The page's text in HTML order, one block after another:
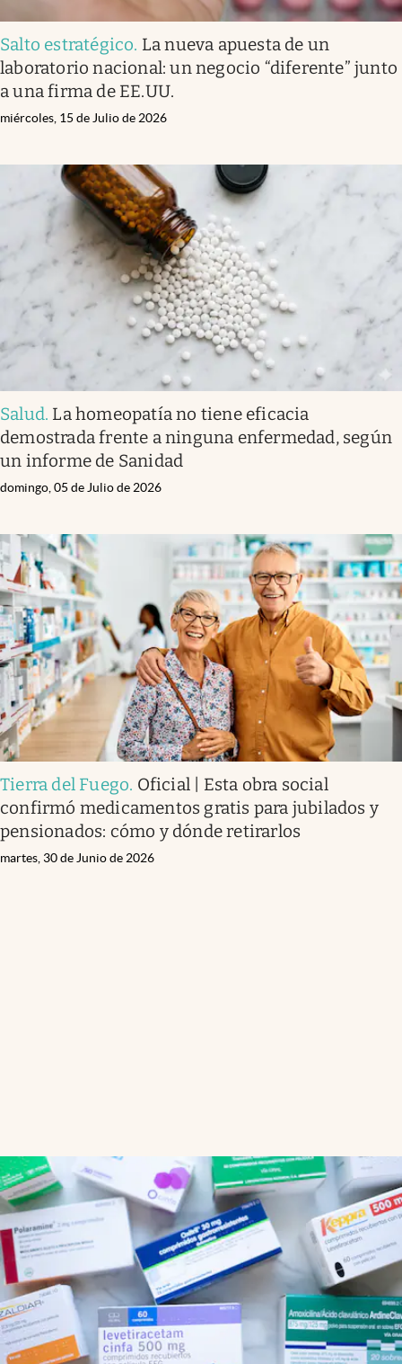
Salto estratégico. La nueva apuesta de un
laboratorio nacional: un negocio “diferente” junto
a una firma de EE.UU.
miércoles, 15 de Julio de 2026
Salud. La homeopatía no tiene eficacia
demostrada frente a ninguna enfermedad, según
un informe de Sanidad
domingo, 05 de Julio de 2026
Tierra del Fuego. Oficial | Esta obra social
confirmó medicamentos gratis para jubilados y
pensionados: cómo y dónde retirarlos
martes, 30 de Junio de 2026